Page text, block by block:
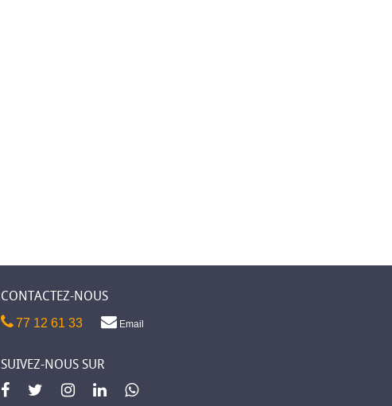
CONTACTEZ-NOUS
77 12 61 33 Email
SUIVEZ-NOUS SUR